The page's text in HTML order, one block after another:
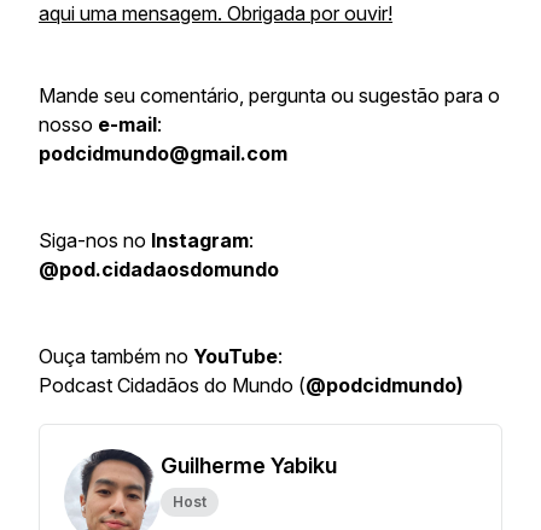
aqui uma mensagem. Obrigada por ouvir!
Mande seu comentário, pergunta ou sugestão para o
nosso e-mail:
podcidmundo@gmail.com
Siga-nos no Instagram:
@pod.cidadaosdomundo
Ouça também no YouTube:
Podcast Cidadãos do Mundo (@podcidmundo)
Guilherme Yabiku
Host